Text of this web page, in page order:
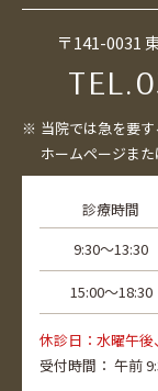
〒141-0031
TEL.
当院では急を要
ホームページまた
診療時間
9:30〜13:30
15:00〜18:30
休診日：水曜午
受付時間： 午前